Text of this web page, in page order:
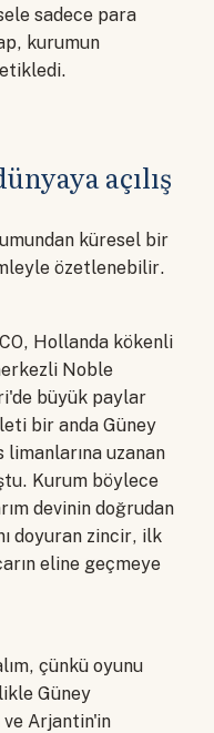
sadece para
kurumun
açılış
küresel bir
özetlenebilir.
Hollanda kökenli
Noble
büyük paylar
bir anda Güney
uzanan
Kurum böylece
devinin doğrudan
doyuran zincir, ilk
eline geçmeye
çünkü oyunu
Güney
Arjantin'in